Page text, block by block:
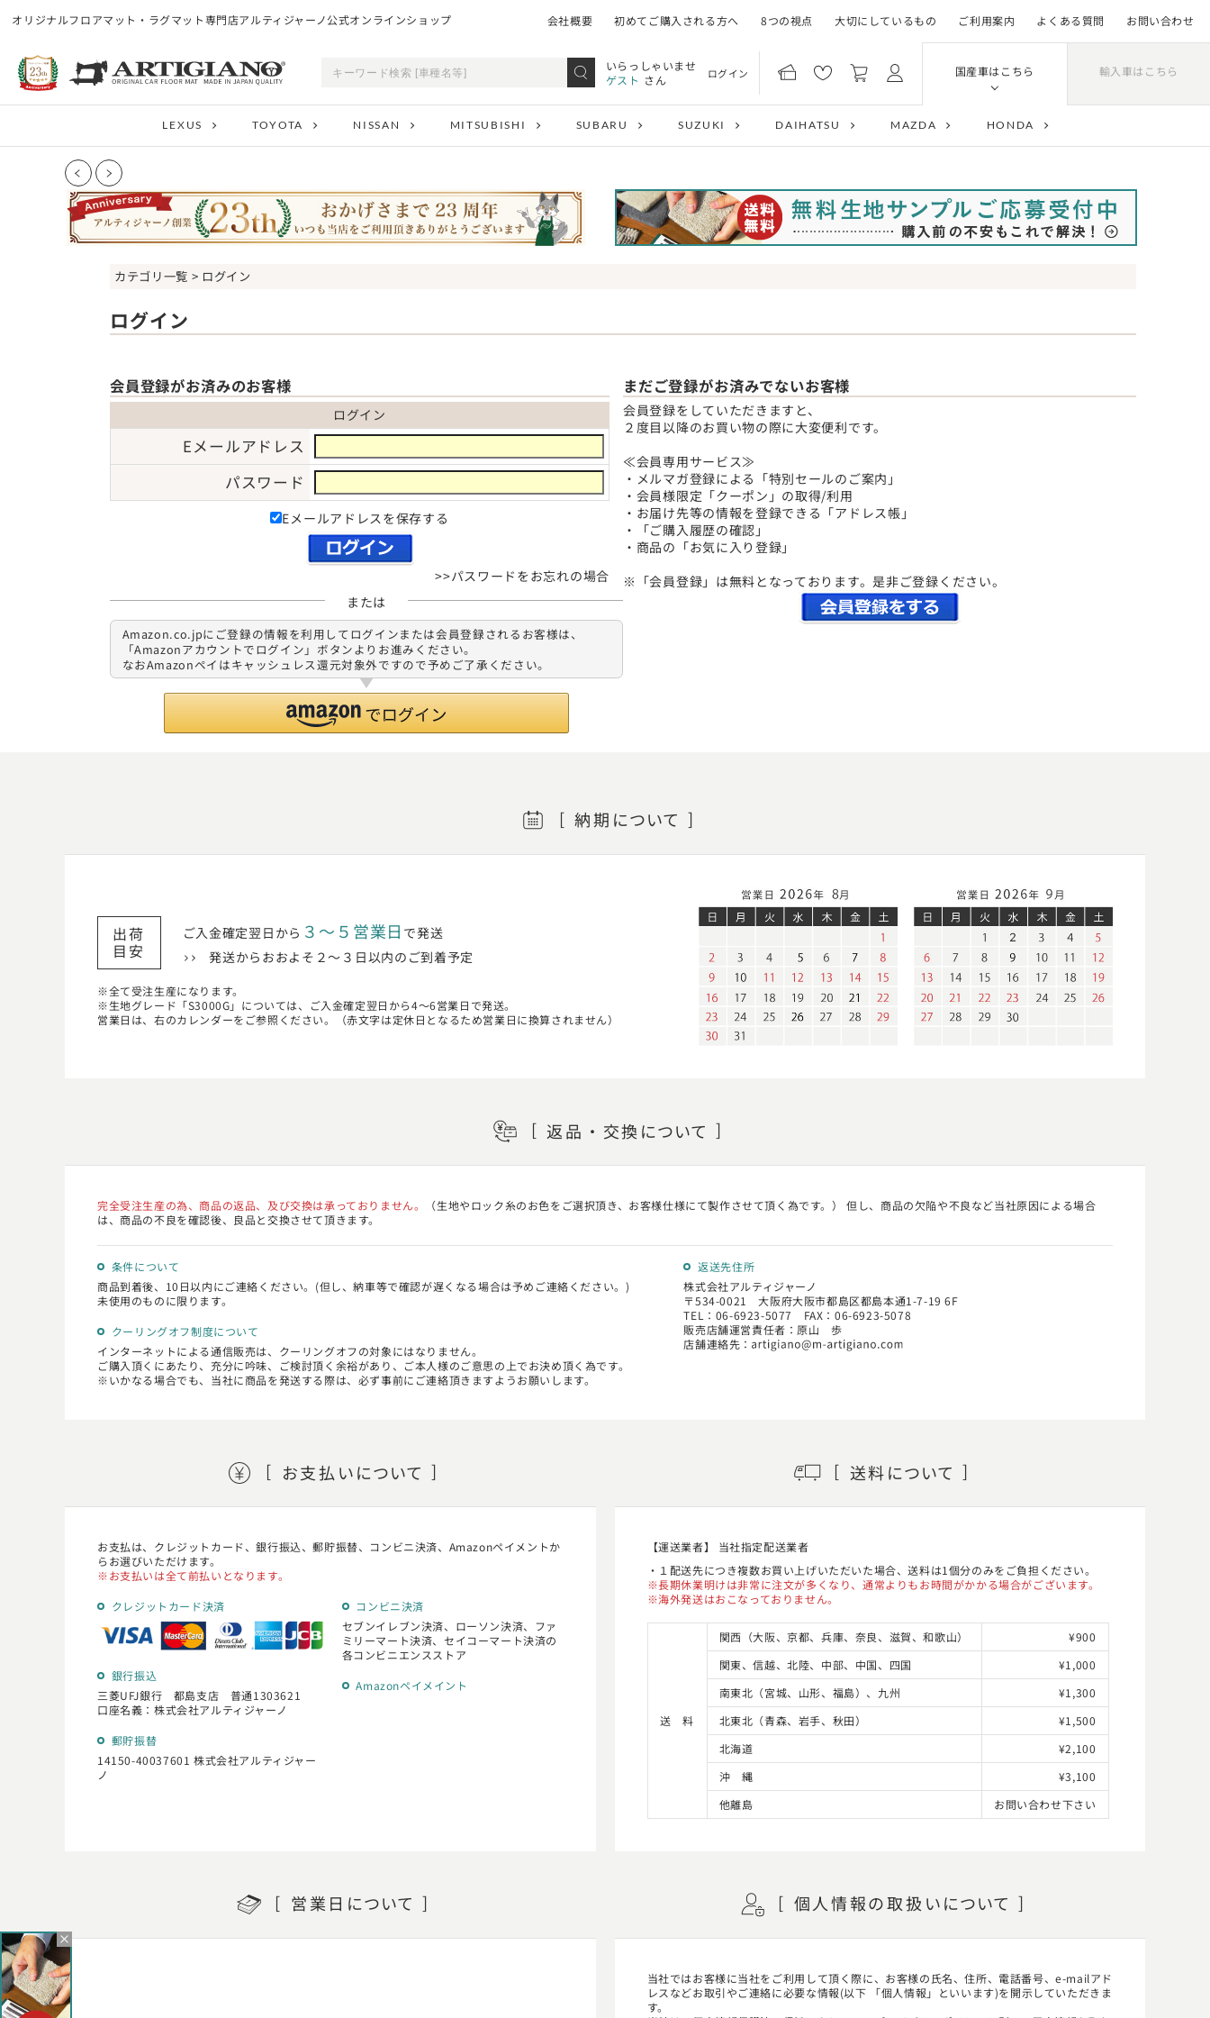
オリジナルフロアマット・ラグマット専門店アルティジャーノ公式オンラインショップ 会社概要 初めてご購入される方へ 8つの視点 大切にしているもの ご利用案内 よくある質問 お問い合わせ
いらっしゃいませ
ゲスト さん ログイン 国産車はこちら 輸入車はこちら
LEXUS TOYOTA NISSAN MITSUBISHI SUBARU SUZUKI DAIHATSU MAZDA HONDA
カテゴリ一覧 > ログイン
ログイン
会員登録がお済みのお客様
ログイン
Eメールアドレス
パスワード
Eメールアドレスを保存する
>>パスワードをお忘れの場合
または
Amazon.co.jpにご登録の情報を利用してログインまたは会員登録されるお客様は、
「Amazonアカウントでログイン」ボタンよりお進みください。
なおAmazonペイはキャッシュレス還元対象外ですので予めご了承ください。
まだご登録がお済みでないお客様
会員登録をしていただきますと、
２度目以降のお買い物の際に大変便利です。
≪会員専用サービス≫
・メルマガ登録による「特別セールのご案内」
・会員様限定「クーポン」の取得/利用
・お届け先等の情報を登録できる「アドレス帳」
・「ご購入履歴の確認」
・商品の「お気に入り登録」
※「会員登録」は無料となっております。是非ご登録ください。
納期 について
出荷
目安
ご入金確定翌日から ３〜５営業日 で発送
発送からおおよそ２〜３日以内のご到着予定
全て受注生産になります。
生地グレード「S3000G」については、ご入金確定翌日から4～6営業日で発送。
営業日は、右のカレンダーをご参照ください。（赤文字は定休日となるため営業日に換算されません）
返品・交換 について
完全受注生産の為、商品の返品、及び交換は承っておりません。
（生地やロック糸のお色をご選択頂き、お客様仕様にて製作させて頂く為です。） 但し、商品の欠陥や不良など当社原因による場合
は、商品の不良を確認後、良品と交換させて頂きます。
条件について
商品到着後、10日以内にご連絡ください。(但し、納車等で確認が遅くなる場合は予めご連絡ください。)
未使用のものに限ります。
クーリングオフ制度について
インターネットによる通信販売は、クーリングオフの対象にはなりません。
ご購入頂くにあたり、充分に吟味、ご検討頂く余裕があり、ご本人様のご意思の上でお決め頂く為です。
いかなる場合でも、当社に商品を発送する際は、必ず事前にご連絡頂きますようお願いします。
返送先住所
株式会社アルティジャーノ
〒534-0021 大阪府大阪市都島区都島本通1-7-19 6F
TEL：06-6923-5077 FAX：06-6923-5078
販売店舗運営責任者：原山 歩
店舗連絡先：
お支払いについて
お支払は、クレジットカード、銀行振込、郵貯振替、コンビニ決済、Amazonペイメントか
らお選びいただけます。
お支払いは全て前払いとなります。
クレジットカード決済
銀行振込
三菱UFJ銀行 都島支店 普通1303621
口座名義：株式会社アルティジャーノ
郵貯振替
14150-40037601 株式会社アルティジャー
ノ
コンビニ決済
セブンイレブン決済、ローソン決済、ファ
ミリーマート決済、セイコーマート決済の
各コンビニエンスストア
Amazonペイメイント
送料について
【運送業者】 当社指定配送業者
１配送先につき複数お買い上げいただいた場合、送料は1個分のみをご負担ください。
長期休業明けは非常に注文が多くなり、通常よりもお時間がかかる場合がございます。
海外発送はおこなっておりません。
送 料
関西（大阪、京都、兵庫、奈良、滋賀、和歌山）
¥900
関東、信越、北陸、中部、中国、四国
¥1,000
南東北（宮城、山形、福島）、九州
¥1,300
北東北（青森、岩手、秋田）
¥1,500
北海道
¥2,100
沖 縄
¥3,100
他離島
お問い合わせ下さい
営業日 について 個人情報の取扱いについて
当社ではお客様に当社をご利用して頂く際に、お客様の氏名、住所、電話番号、e-mailアド
レスなどお取引やご連絡に必要な情報(以下 「個人情報」といいます)を開示していただきま
す。